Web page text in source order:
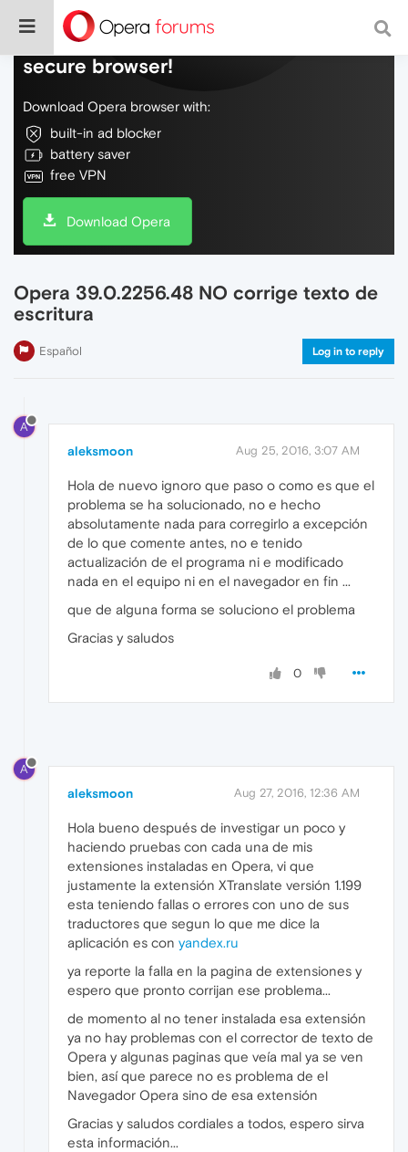
Do more on the web, with a fast and
secure browser!
Download Opera browser with:
built-in ad blocker
battery saver
free VPN
Download Opera
Opera 39.0.2256.48 NO corrige texto de
escritura
Español Log in to reply
A
aleksmoon Aug 25, 2016, 3:07 AM
Hola de nuevo ignoro que paso o como es que el
problema se ha solucionado, no e hecho
absolutamente nada para corregirlo a excepción
de lo que comente antes, no e tenido
actualización de el programa ni e modificado
nada en el equipo ni en el navegador en fin ...
que de alguna forma se soluciono el problema
Gracias y saludos
0
A
aleksmoon Aug 27, 2016, 12:36 AM
Hola bueno después de investigar un poco y
haciendo pruebas con cada una de mis
extensiones instaladas en Opera, vi que
justamente la extensión XTranslate versión 1.199
esta teniendo fallas o errores con uno de sus
traductores que segun lo que me dice la
aplicación es con yandex.ru
ya reporte la falla en la pagina de extensiones y
espero que pronto corrijan ese problema...
de momento al no tener instalada esa extensión
ya no hay problemas con el corrector de texto de
Opera y algunas paginas que veía mal ya se ven
bien, así que parece no es problema de el
Navegador Opera sino de esa extensión
Gracias y saludos cordiales a todos, espero sirva
esta información...